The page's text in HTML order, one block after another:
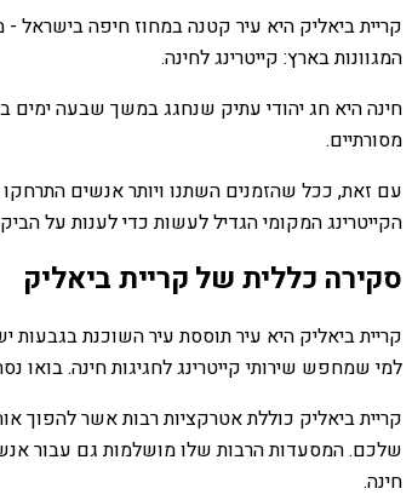
קריית ביאליק היא עיר קטנה במחוז חיפה
המגוונות בארץ: קייטרינג לחינה.
חינה היא חג יהודי עתיק שנחגג במשך שבעה
מסורתיים.
עם זאת, ככל שהזמנים השתנו ויותר אנשים
הקייטרינג המקומי הגדיל לעשות כדי לענות על
סקירה כללית של קריית ביאליק
קריית ביאליק היא עיר תוססת עיר השוכנת
למי שמחפש שירותי קייטרינג לחגיגות חינה. בואו
קריית ביאליק כוללת אטרקציות רבות אשר להפוך
שלכם. המסעדות הרבות שלו מושלמות גם עבור
חינה.